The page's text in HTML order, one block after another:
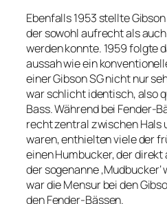
Ebenfalls 1953 stellte
der sowohl aufrecht als
werden konnte. 1959 folgte
aussah wie ein
einer Gibson SG nicht nur
war schlicht identisch, also
Bass. Während bei Fender-
recht zentral zwischen Hals
waren, enthielten viele der
einen Humbucker, der
der sogenanne
war die Mensur bei den
den Fender-Bässen.